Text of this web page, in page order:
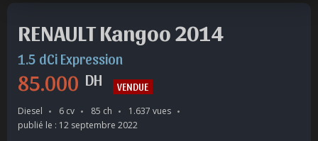
RENAULT Kangoo 2014
1.5 dCi Expression
85.000 DH
VENDUE
Diesel
6 cv 85 ch
1.637 vues
publié le : 12 septembre 2022